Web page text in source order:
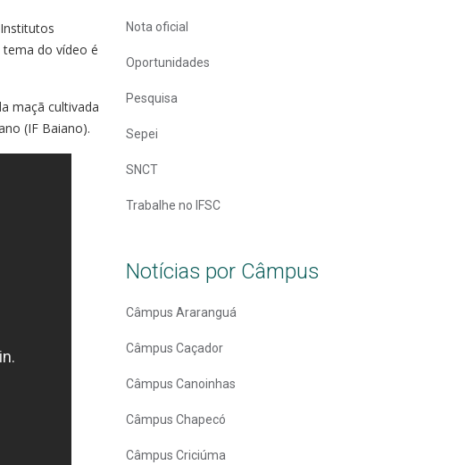
tema do vídeo é
maçã cultivada
(IF Baiano).
Nota oficial
Oportunidades
Pesquisa
Sepei
SNCT
Trabalhe no IFSC
Notícias por Câmpus
Câmpus Araranguá
Câmpus Caçador
Câmpus Canoinhas
Câmpus Chapecó
Câmpus Criciúma